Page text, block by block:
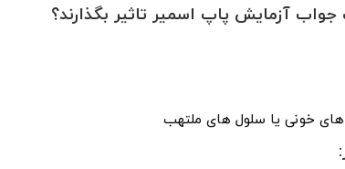
آزمایش پاپ اسمیر تاثیر بگذارند؟
خونی یا سلول‌ های ملتهب